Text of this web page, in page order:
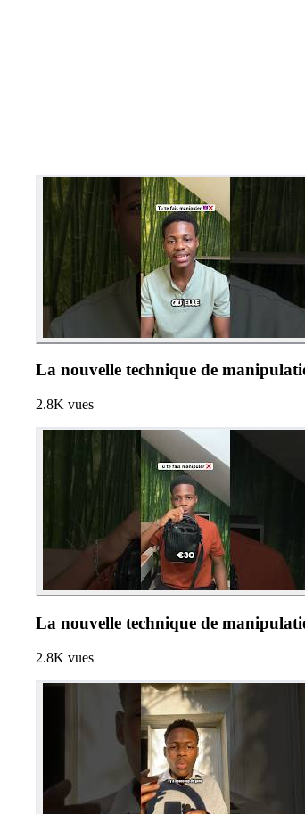
La nouvelle technique de
2.8K vues
La nouvelle technique de
2.8K vues